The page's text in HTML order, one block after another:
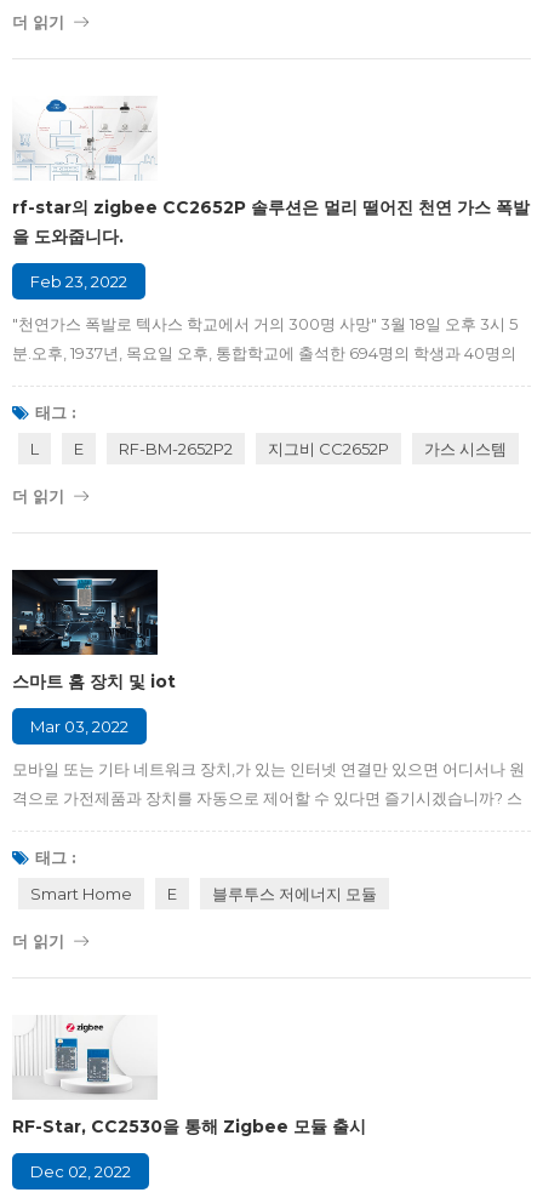
CC2652R, CC2652R7, CC2652P, CC2652P7 SoC는 스마트 홈 제조업체
더 읽기
rf-star의 zigbee CC2652P 솔루션은 멀리 떨어진 천연 가스 폭발
을 도와줍니다.
Feb 23, 2022
"천연가스 폭발로 텍사스 학교에서 거의 300명 사망" 3월 18일 오후 3시 5
분.오후, 1937년, 목요일 오후, 통합학교에 출석한 694명의 학생과 40명의
교사는 마지막 종을 기다리고 있었다, 대신 10분 안에 울릴 예정이었습니다.
대신, 거대하고 강력한 폭발, 문자 그대로 건물의 지붕을 날려 버린, 학교. 폭
발, 경고 없이 온 폭발, 그 당시 천연 가스는 냄새가 없었습니다, 40마일 떨어
를 구출하기 위해 현장으로 달려갔습니다. 수백 명의 부상당한 학생들이 잔
편에 벽돌과 파편이 흩어...
태그 :
L
E RF-BM-2652P2 지그비 CC2652P 가스 시스템
더 읽기
스마트 홈 장치 및 iot
Mar 03, 2022
모바일 또는 기타 네트워크 장치,가 있는 인터넷 연결만 있으면 어디서나 원
격으로 가전제품과 장치를 자동으로 제어할 수 있다면 즐기시겠습니까? 스
마트 홈을 통해 사용자는 집에 대한 보안 액세스, 온도, 조명, 및 홈 씨어터와
같은 기능을 원격으로 제어할 수 있습니다. 집주인에게 편리함과 비용 절감
을 제공할 수 있습니다. 살펴보겠습니다. 다음 기사에서 장점과 스마트 홈 장
습니까? , 다음과 같은 다양한 유형의 가정용 기기가 스마트 홈,에 포함될 수
명 제어와 같은 홈 제어...
태그 :
Smart Home
E 블루투스 저에너지 모듈
더 읽기
RF-Star, CC2530을 통해 Zigbee 모듈 출시
Dec 02, 2022